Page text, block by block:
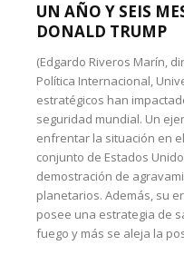
UN AÑO Y SEIS
DONALD TRUMP
(Edgardo Riveros Marín,
Política Internacional,
estratégicos han
seguridad mundial. Un
enfrentar la situación en
conjunto de Estados
demostración de
planetarios. Además, su
posee una estrategia de
fuego y más se aleja la